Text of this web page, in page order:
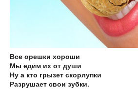
Все орешки хороши
Мы едим их от души
Ну а кто грызет скорлупки
Разрушает свои зубки.